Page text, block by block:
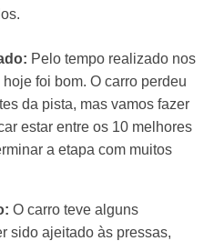
Pelo tempo realizado nos
foi bom. O carro perdeu
da pista, mas vamos fazer
estar entre os 10 melhores
a etapa com muitos
O carro teve alguns
sido ajeitado às pressas,